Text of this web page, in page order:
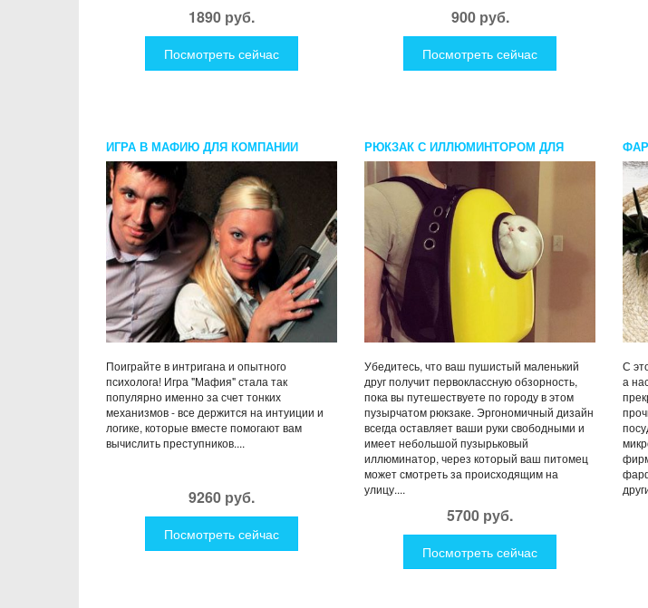
1890 руб.
Посмотреть сейчас
900 руб.
Посмотреть сейчас
ИГРА В МАФИЮ ДЛЯ КОМПАНИИ
Поиграйте в интригана и опытного
психолога! Игра "Мафия" стала так
популярно именно за счет тонких
механизмов - все держится на интуиции и
логике, которые вместе помогают вам
вычислить преступников....
9260 руб.
Посмотреть сейчас
РЮКЗАК С ИЛЛЮМИНТОРОМ ДЛЯ
КОТА
Убедитесь, что ваш пушистый маленький
друг получит первоклассную обзорность,
пока вы путешествуете по городу в этом
пузырчатом рюкзаке. Эргономичный дизайн
всегда оставляет ваши руки свободными и
имеет небольшой пузырьковый
иллюминатор, через который ваш питомец
может смотреть за происходящим на
улицу....
5700 руб.
Посмотреть сейчас
С
а